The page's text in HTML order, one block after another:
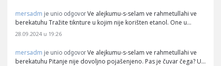
mersadm je unio odgovor Ve alejkumu-s-selam ve rahmetullahi ve
berekatuhu Tražite tiknture u kojim nije korišten etanol. One u…
28.09.2024 u 19:26
mersadm je unio odgovor Ve alejkumu-s-selam ve rahmetullahi ve
berekatuhu Pitanje nije dovoljno pojašenjeno. Pas je čuvar čega? U…